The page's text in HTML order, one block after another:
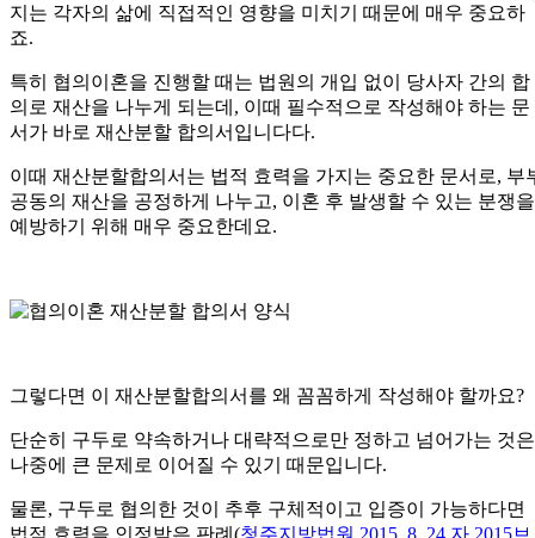
지는 각자의 삶에 직접적인 영향을 미치기 때문에 매우 중요하
죠.
특히 협의이혼을 진행할 때는 법원의 개입 없이 당사자 간의 합
의로 재산을 나누게 되는데, 이때 필수적으로 작성해야 하는 문
서가 바로 재산분할 합의서입니다다.
이때 재산분할합의서는 법적 효력을 가지는 중요한 문서로, 부
공동의 재산을 공정하게 나누고, 이혼 후 발생할 수 있는 분쟁을
예방하기 위해 매우 중요한데요.
그렇다면 이 재산분할합의서를 왜 꼼꼼하게 작성해야 할까요?
단순히 구두로 약속하거나 대략적으로만 정하고 넘어가는 것은
나중에 큰 문제로 이어질 수 있기 때문입니다.
물론, 구두로 협의한 것이 추후 구체적이고 입증이 가능하다면